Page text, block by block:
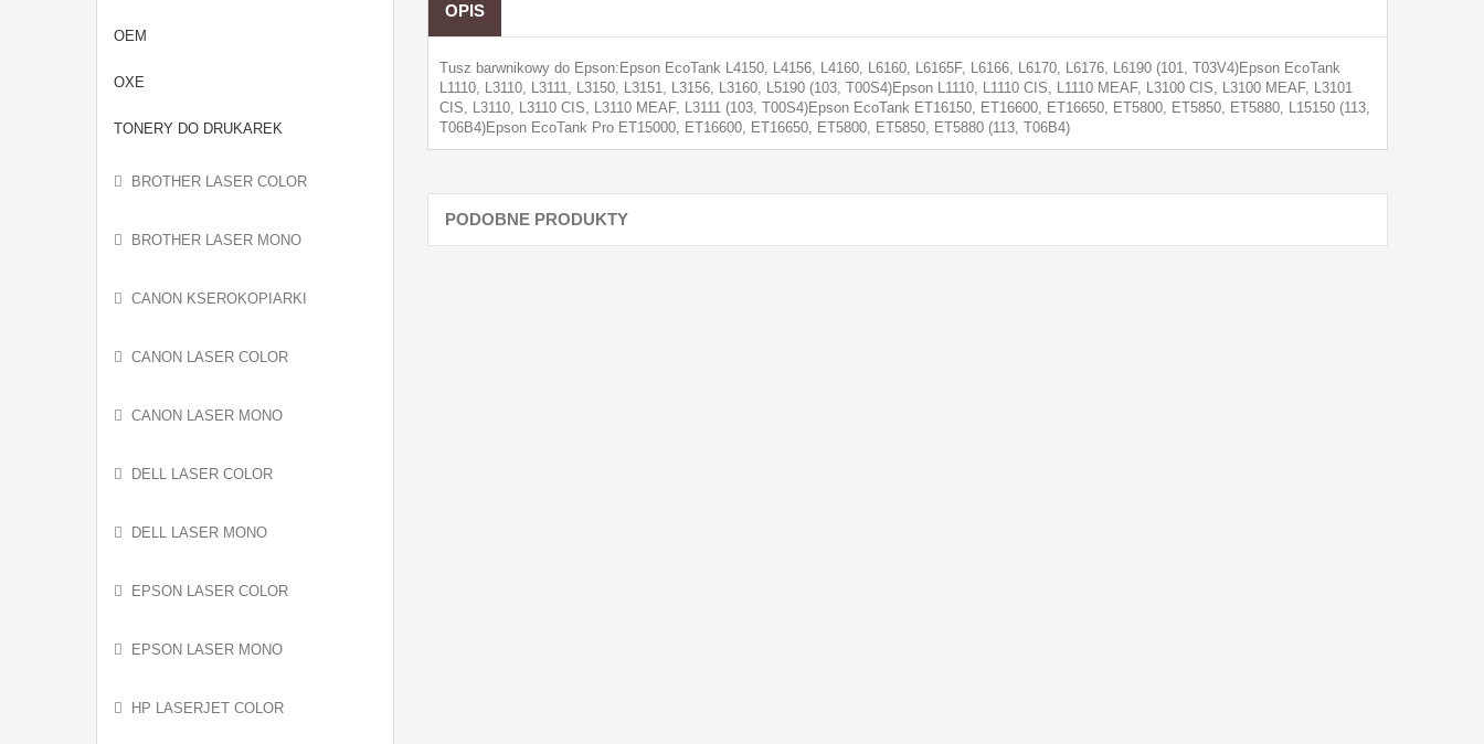
OEM
OXE
TONERY DO DRUKAREK
BROTHER LASER COLOR
BROTHER LASER MONO
CANON KSEROKOPIARKI
CANON LASER COLOR
CANON LASER MONO
DELL LASER COLOR
DELL LASER MONO
EPSON LASER COLOR
EPSON LASER MONO
HP LASERJET COLOR
OPIS
Tusz barwnikowy do Epson:Epson EcoTank L4150, L4156, L4160, L6160, L6165F, L6166, L6170, L6176, L6190 (101, T03V4)Epson EcoTank
L1110, L3110, L3111, L3150, L3151, L3156, L3160, L5190 (103, T00S4)Epson L1110, L1110 CIS, L1110 MEAF, L3100 CIS, L3100 MEAF, L3101
CIS, L3110, L3110 CIS, L3110 MEAF, L3111 (103, T00S4)Epson EcoTank ET16150, ET16600, ET16650, ET5800, ET5850, ET5880, L15150 (113,
T06B4)Epson EcoTank Pro ET15000, ET16600, ET16650, ET5800, ET5850, ET5880 (113, T06B4)
PODOBNE PRODUKTY